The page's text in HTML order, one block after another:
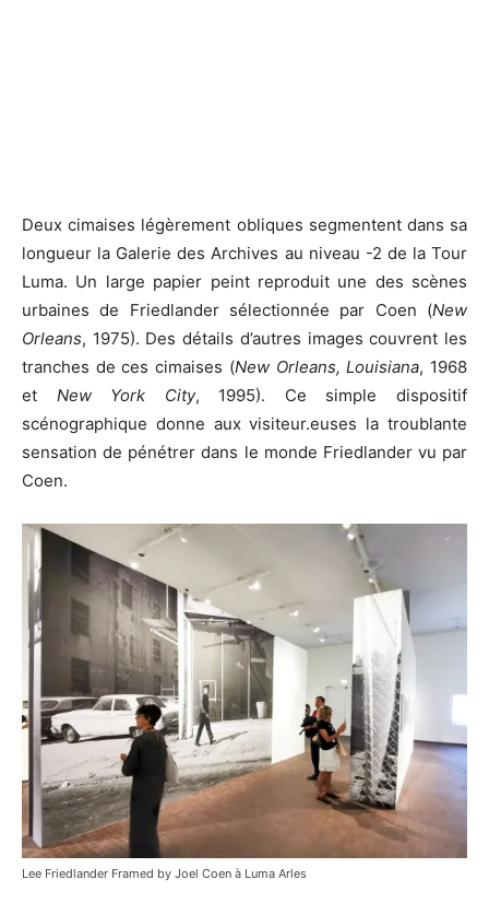
Deux cimaises légèrement obliques segmentent dans sa
longueur la Galerie des Archives au niveau -2 de la Tour
Luma. Un large papier peint reproduit une des scènes
urbaines de Friedlander sélectionnée par Coen (New
Orleans, 1975). Des détails d’autres images couvrent les
tranches de ces cimaises (New Orleans, Louisiana, 1968
et New York City, 1995). Ce simple dispositif
scénographique donne aux visiteur.euses la troublante
sensation de pénétrer dans le monde Friedlander vu par
Coen.
Lee Friedlander Framed by Joel Coen à Luma Arles